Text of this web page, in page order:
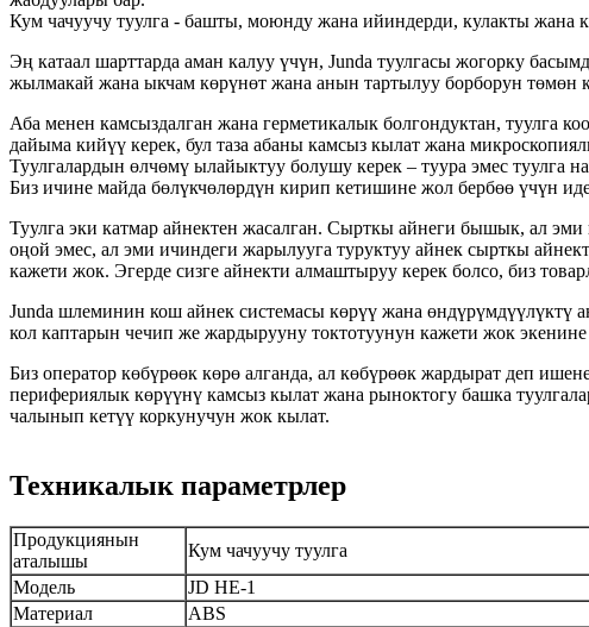
Кум чачуучу туулга - башты, моюнду жана ийиндерди, кулакты жана
Эң катаал шарттарда аман калуу үчүн, Junda туулгасы жогорку
жылмакай жана ыкчам көрүнөт жана анын тартылуу борборун төмөн
Аба менен камсыздалган жана герметикалык болгондуктан, туулга
дайыма кийүү керек, бул таза абаны камсыз кылат жана
Туулгалардын өлчөмү ылайыктуу болушу керек – туура эмес туулга
Биз ичине майда бөлүкчөлөрдүн кирип кетишине жол бербөө үчүн
Туулга эки катмар айнектен жасалган. Сырткы айнеги бышык, ал
оңой эмес, ал эми ичиндеги жарылууга туруктуу айнек сырткы
кажети жок. Эгерде сизге айнекти алмаштыруу керек болсо, биз
Junda шлеминин кош айнек системасы көрүү жана өндүрүмдүүлүктү
кол каптарын чечип же жардырууну токтотуунун кажети жок
Биз оператор көбүрөөк көрө алганда, ал көбүрөөк жардырат деп
перифериялык көрүүнү камсыз кылат жана рыноктогу башка
чалынып кетүү коркунучун жок кылат.
Техникалык параметрлер
Продукциянын
аталышы
Кум чачуучу туулга
Модель
JD HE-1
Материал
ABS